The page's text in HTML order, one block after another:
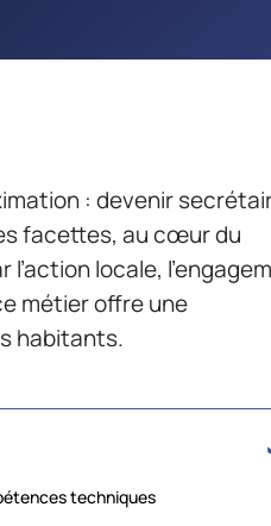
: devenir
facettes, au cœur du
locale,
métier offre une
habitants.
techniques